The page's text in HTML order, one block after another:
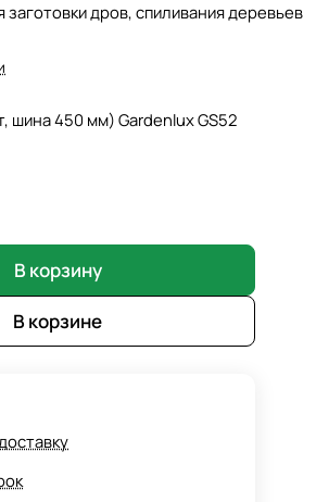
заготовки дров, спиливания деревьев
шина 450 мм) Gardenlux GS52
В корзину
В корзине